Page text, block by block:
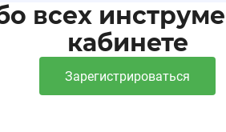
всех
кабинете
Зарегистрироваться